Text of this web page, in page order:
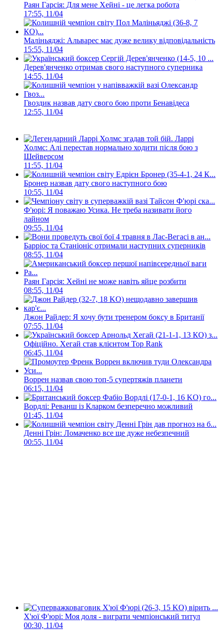
Раян Гарсія: Для мене Хейні - це легка робота
17:55, 11/04
Маліньяджі: Альварес має дуже велику відповідальність
15:55, 11/04
Дерев'янченко отримав свого наступного суперника
14:55, 11/04
Гвоздик назвав дату свого бою проти Бенавідеса
12:55, 11/04
Ларрі
Холмс: Алі перестав нормально ходити після бою з
Шейверсом
11:55, 11/04
Бронер назвав дату свого наступного бою
10:55, 11/04
Ф'юрі: Я поважаю Усика. Не треба називати його
лайном
09:55, 11/04
Барріос та Станіоніс отримали наступних суперників
08:55, 11/04
Раян Гарсія: Хейні не може навіть яйце розбити
08:55, 11/04
Джон Райдер: Я хочу бути тренером боксу в Британії
07:55, 11/04
Офіційно. Хегай став клієнтом Top Rank
06:45, 11/04
Воррен назвав свою топ-5 супертяжів планети
06:15, 11/04
Вордлі: Реванш із Кларком безперечно можливий
01:45, 11/04
Денні Грін: Ломаченко все ще дуже небезпечний
00:55, 11/04
Х'юї Ф'юрі: Моя доля - виграти чемпіонський титул
00:30, 11/04